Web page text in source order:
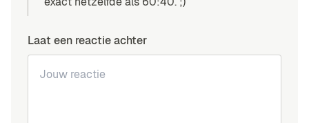
Laat een reactie achter